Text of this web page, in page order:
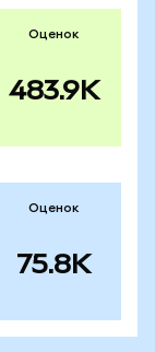
Оценок
483.9K
Оценок
75.8K